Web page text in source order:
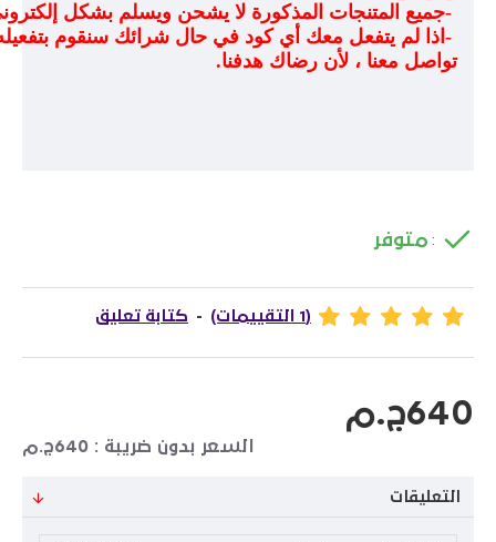
-جميع المتنجات المذكورة لا يشحن ويسلم بشكل
- اذا لم يتفعل معك أي كود في حال شرائك سنقوم
تواصل معنا ، لأن رضاك هدفنا.
: متوفر
(1 التقييمات) - كتابة تعليق
640ج.م
السعر بدون ضريبة : 640ج.م
التعليقات